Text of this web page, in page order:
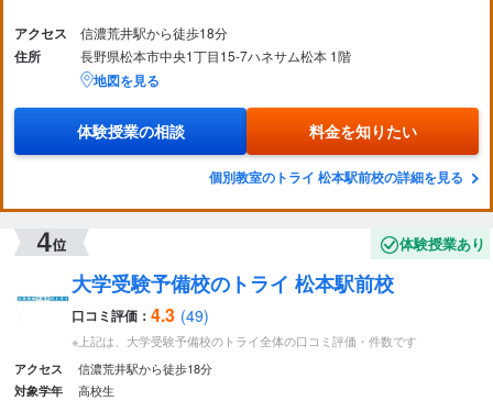
アクセス 信濃荒井駅から徒歩18分
住所 長野県松本市中央1丁目15-7ハネサム松本 1階
地図を見る
体験授業の相談 料金を知りたい
個別教室のトライ 松本駅前校の詳細を見る
体験授業あり
大学受験予備校のトライ 松本駅前校
口コミ評価： 4.3 (49)
※上記は、大学受験予備校のトライ全体の口コミ評価・件数です
アクセス 信濃荒井駅から徒歩18分
対象学年 高校生